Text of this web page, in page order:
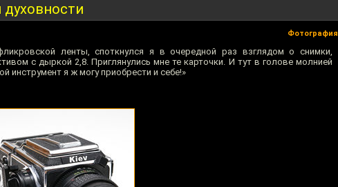
Фотография
ленты, споткнулся я в очередной раз взглядом о снимки,
с дыркой 2,8. Приглянулись мне те карточки. И тут в голове молнией
инструмент я ж могу приобрести и себе!»